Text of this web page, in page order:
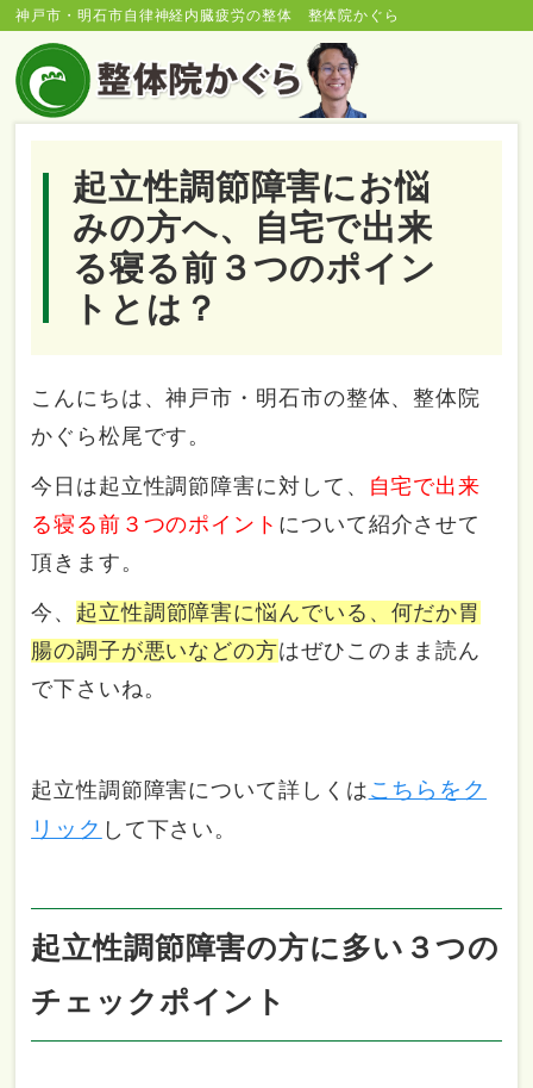
神戸市・明石市自律神経内臓疲労の整体 整体院かぐら
起立性調節障害にお悩
みの方へ、自宅で出来
る寝る前３つのポイン
トとは？
こんにちは、神戸市・明石市の整体、整体院
かぐら松尾です。
今日は起立性調節障害に対して、
自宅で出来
る寝る前３つのポイント について紹介させて
頂きます。
今、 起立性調節障害に悩んでいる、何だか胃
腸の調子が悪いなどの方はぜひこのまま読ん
で下さいね。
起立性調節障害について詳しくは こちらをク
リック して下さい。
起立性調節障害の方に多い３つの
チェックポイント